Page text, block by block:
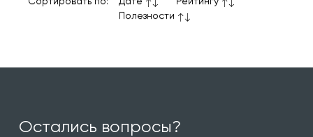
Полезности
Остались вопросы?